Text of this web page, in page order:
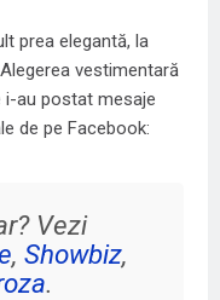
prea elegantă, la
vestimentară
i-au postat mesaje
de pe Facebook:
Vezi
, Showbiz,
.